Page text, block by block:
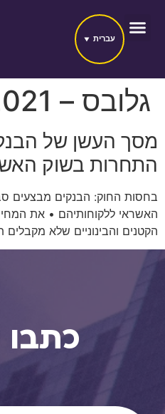
עברית
גלובס – 13/08/2021
מסך העשן של
התחרות בשוק
בחסות החוק: הבנקים מבצעים
האשראי ללקוחותיהם • את
הקטנים והבינוניים שלא
כתבו